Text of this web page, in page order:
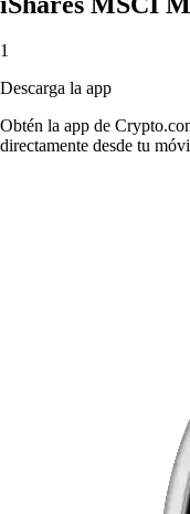
1
Descarga la app
Obtén la app de
directamente desde tu